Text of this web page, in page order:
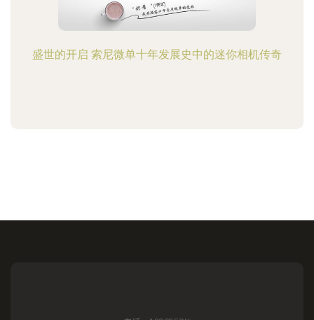
盛世的开启 索尼微单十年发展史中的迷你相机传奇